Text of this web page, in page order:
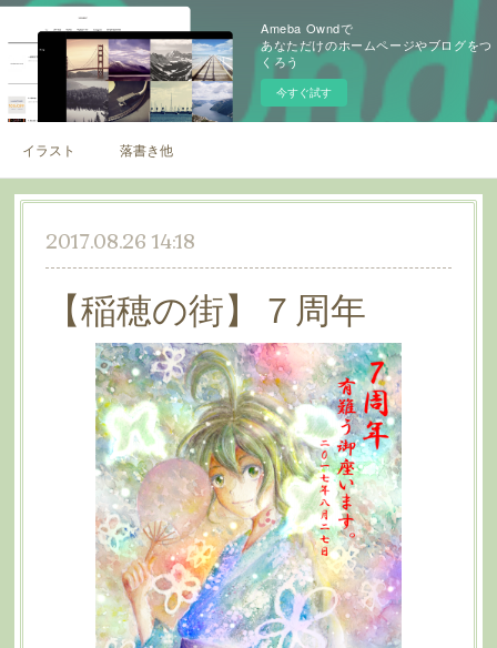
Ameba Owndで
あなただけのホームページやブログをつ
くろう
今すぐ試す
イラスト 落書き他
2017.08.26 14:18
【稲穂の街】７周年